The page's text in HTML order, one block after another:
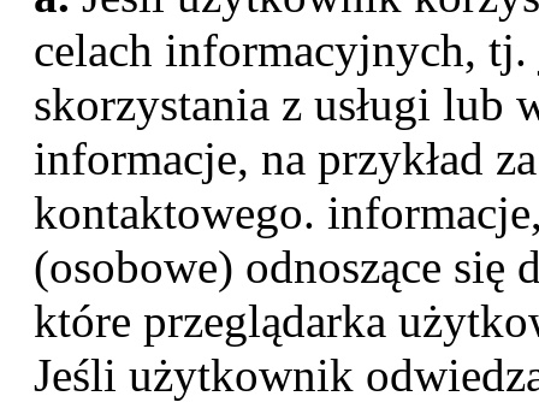
celach informacyjnych,
skorzystania z usługi lub
informacje, na przykład
kontaktowego.
(osobowe) odnoszące się
które przeglądarka
Jeśli użytkownik